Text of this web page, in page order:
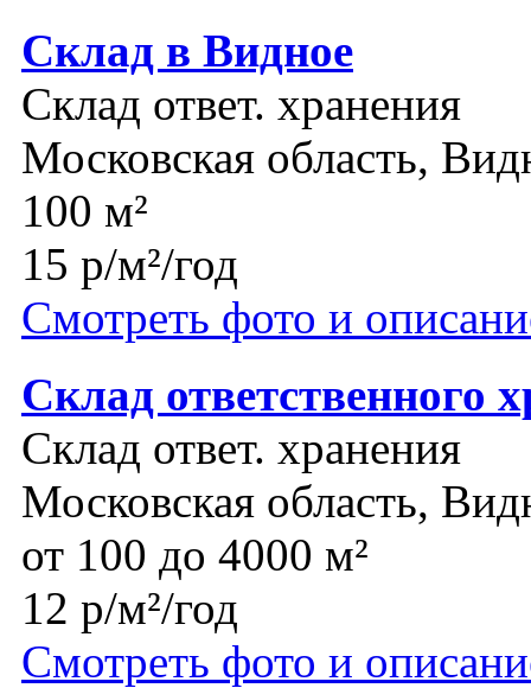
Склад в Видное
Склад ответ. хранения
Московская область,
100 м²
15 р/м²/год
Смотреть фото и
Склад ответственного
Склад ответ. хранения
Московская область,
от 100 до 4000 м²
12 р/м²/год
Смотреть фото и